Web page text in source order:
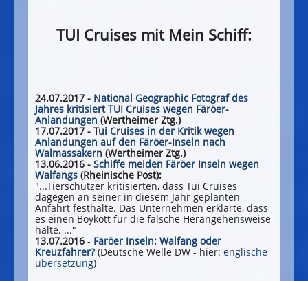
TUI Cruises mit Mein Schiff:
24.07.2017 - National Geographic Fotograf des
Jahres kritisiert TUI Cruises wegen Färöer-
Anlandungen (Wertheimer Ztg.)
17.07.2017 - Tui Cruises in der Kritik wegen
Anlandungen auf den Färöer-Inseln nach
Walmassakern (Wertheimer Ztg.)
13.06.2016 - Schiffe meiden Färöer Inseln wegen
Walfangs (Rheinische Post):
"...Tierschützer kritisierten, dass Tui Cruises
dagegen an seiner in diesem Jahr geplanten
Anfahrt festhalte. Das Unternehmen erklärte, dass
es einen Boykott für die falsche Herangehensweise
halte. ..."
13.07.2016 - Färöer Inseln: Walfang oder
Kreuzfahrer?(Deutsche Welle DW - hier: englische
übersetzung)